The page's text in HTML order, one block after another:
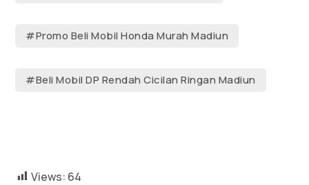
#Promo Beli Mobil Honda Murah Madiun
#Beli Mobil DP Rendah Cicilan Ringan Madiun
Views: 64